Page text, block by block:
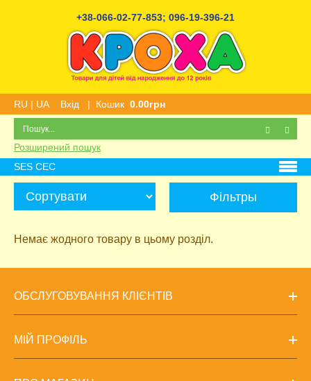
+38-066-02-77-853; 096-19-396-21
RU | UA Вхід | Кошик 0.00грн
Розширений пошук
SES СЕС
Фільтры
Немає жодного товару в цьому розділ.
ОБСЛУГОВУВАННЯ КЛІЄНТІВ
МІЙ ПРОФІЛЬ